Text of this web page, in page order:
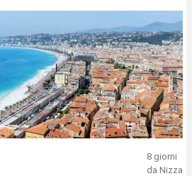
8 giorni
da Nizza